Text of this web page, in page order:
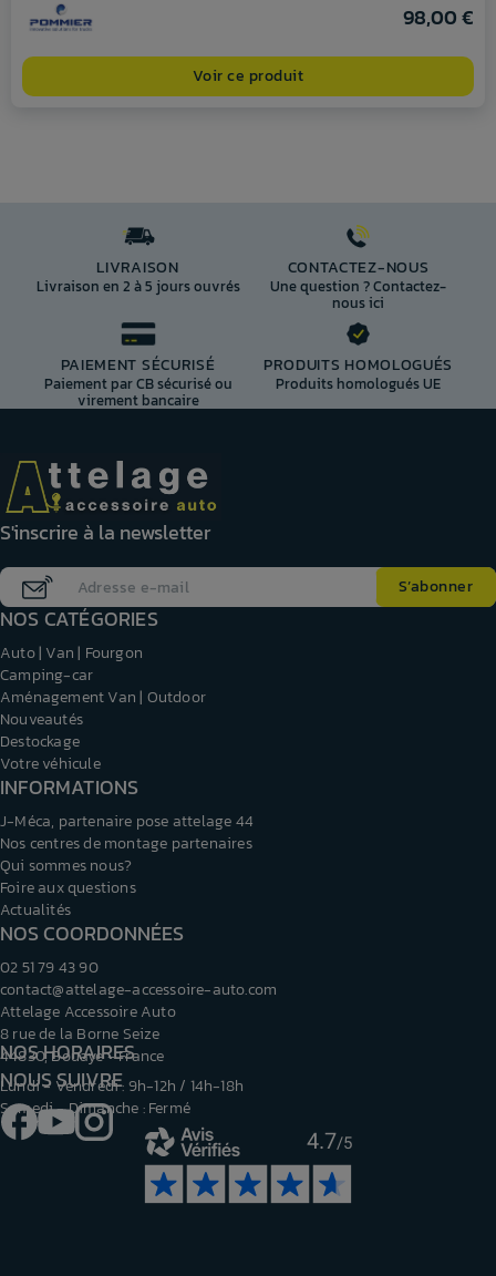
98,00 €
Voir ce produit
LIVRAISON
Livraison en 2 à 5 jours ouvrés
CONTACTEZ-NOUS
Une question ? Contactez-
nous ici
PAIEMENT SÉCURISÉ
Paiement par CB sécurisé ou
virement bancaire
PRODUITS HOMOLOGUÉS
Produits homologués UE
NOS CATÉGORIES
Auto | Van | Fourgon
Camping-car
Aménagement Van | Outdoor
Nouveautés
Destockage
Votre véhicule
INFORMATIONS
J-Méca, partenaire pose attelage 44
Nos centres de montage partenaires
Qui sommes nous?
Foire aux questions
Actualités
NOS COORDONNÉES
02 51 79 43 90
contact@attelage-accessoire-auto.com
Attelage Accessoire Auto
8 rue de la Borne Seize
44830, Bouaye - France
S'inscrire à la newsletter
NOUS SUIVRE
FacebookYouTubeInstagram
NOS HORAIRES
Lundi - Vendredi : 9h-12h / 14h-18h
Samedi - Dimanche : Fermé
4.7/5